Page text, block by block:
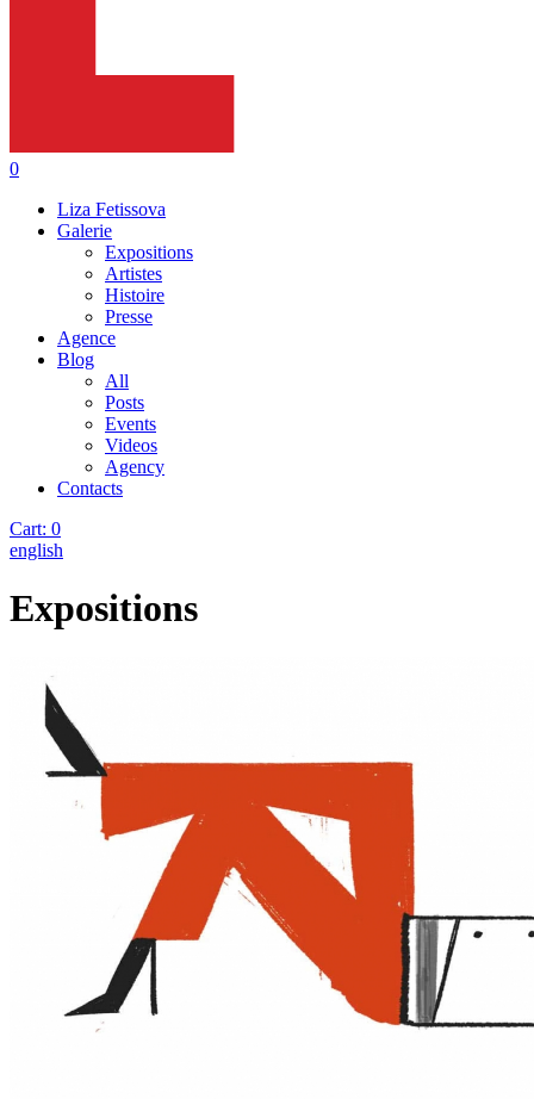
0
Liza Fetissova
Galerie
Expositions
Artistes
Histoire
Presse
Agence
Blog
All
Posts
Events
Videos
Agency
Contacts
Cart: 0
english
Expositions